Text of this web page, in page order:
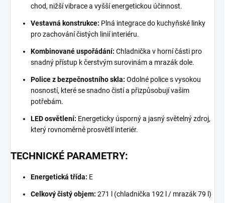
chod, nižší vibrace a vyšší energetickou účinnost.
Vestavná konstrukce: Plná integrace do kuchyňské linky
pro zachování čistých linií interiéru.
Kombinované uspořádání: Chladnička v horní části pro
snadný přístup k čerstvým surovinám a mrazák dole.
Police z bezpečnostního skla: Odolné police s vysokou
nosností, které se snadno čistí a přizpůsobují vašim
potřebám.
LED osvětlení: Energeticky úsporný a jasný světelný zdroj,
který rovnoměrně prosvětlí interiér.
TECHNICKÉ PARAMETRY:
Energetická třída: E
Celkový čistý objem: 271 l (chladnička 192 l / mrazák 79 l)